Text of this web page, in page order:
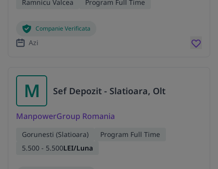
Ramnicu Valcea Program Full Time
Companie Verificata
Azi
M Sef Depozit - Slatioara, Olt
ManpowerGroup Romania
Gorunesti (Slatioara)
Program Full Time
5.500 - 5.500LEI/Luna